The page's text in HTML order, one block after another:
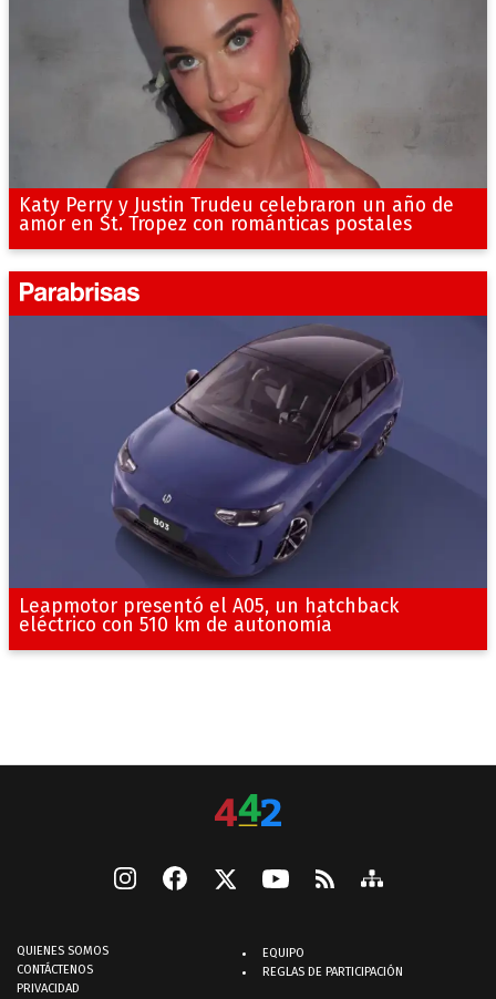
Katy Perry y Justin Trudeu celebraron un año de
amor en St. Tropez con románticas postales
Leapmotor presentó el A05, un hatchback
eléctrico con 510 km de autonomía
QUIENES SOMOS
CONTÁCTENOS
PRIVACIDAD
EQUIPO
REGLAS DE PARTICIPACIÓN